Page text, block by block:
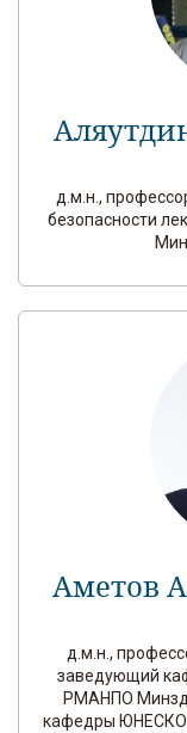
д.м.н.,
безопасности
Аметов
д.м.н.,
заведующий
РМАНПО
кафедры ЮНЕСКО